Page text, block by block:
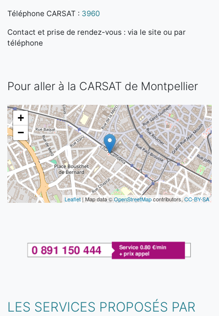
Téléphone CARSAT : 3960
Contact et prise de rendez-vous : via le site ou par
téléphone
Pour aller à la CARSAT de Montpellier
+
−
Leaflet| Map data ©OpenStreetMapcontributors,CC-BY-SA
LES SERVICES PROPOSÉS PAR